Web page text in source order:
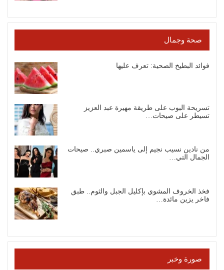
صحة وجمال
فوائد البطيخ الصحية: تعرف عليها
تسريحة البوب على طريقة مهيرة عبد العزيز
تسيطر على صيحات…
من نادين نسيب نجيم إلى ياسمين صبري.. صيحات
الجمال التي…
فخذ الخروف المشوي بإكليل الجبل والثوم.. طبق
فاخر يزين مائدة…
صورة وخبر